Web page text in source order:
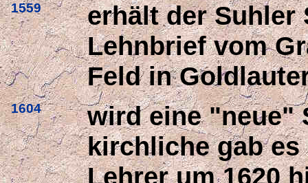
1559
erhält der Suhler
Lehnbrief vom
Feld in
1604
wird eine "neue"
kirchliche gab es
Lehrer um 1620